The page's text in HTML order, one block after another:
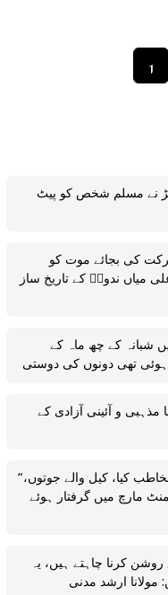
1
نے مسلم شخص کو پیٹ
کی بجائے موت کو
میاں ندویؒ کے تاریخ ساز
شبانہ کے چھ ماہ کے
تھی دونوں کی دوستی
مذہبی و آئینی آزادی کے
“ملّا، کٹوا، دیش دروہی” جیسے الفاظ سے مخاطب کیا، کیل والے جوتوں،
مارچ میں گرفتار ہوئے
کرنا چاہتے ہیں، یہ
ارشد مدنی